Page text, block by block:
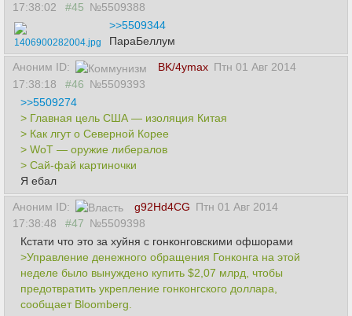
17:38:02
#45 №5509388
1406900282004.jpg
>>5509344
ПараБеллум
Аноним ID: BK/4ymax Птн 01 Авг 2014
17:38:18
#46 №5509393
>>5509274
> Главная цель США — изоляция Китая
> Как лгут о Северной Корее
> WoT — оружие либералов
> Сай-фай картиночки
Я ебал
Аноним ID: g92Hd4CG Птн 01 Авг 2014
17:38:48
#47 №5509398
Кстати что это за хуйня с гонконговскими офшорами
>Управление денежного обращения Гонконга на этой
неделе было вынуждено купить $2,07 млрд, чтобы
предотвратить укрепление гонконгского доллара,
сообщает Bloomberg.